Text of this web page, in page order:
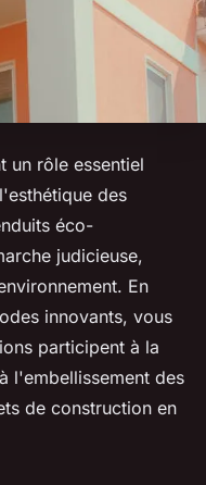
un rôle essentiel
des
éco-
judicieuse,
En
innovants, vous
participent à la
l'embellissement des
de construction en